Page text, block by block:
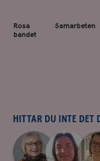
Rosa
bandet
Samarbeten
HITTAR DU INTE DET
Aina
|
Anne